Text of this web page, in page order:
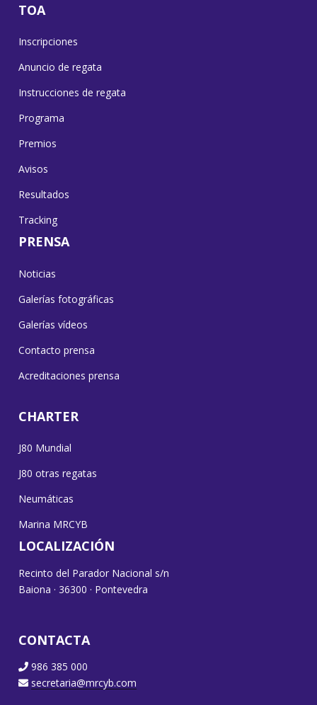
TOA
Inscripciones
Anuncio de regata
Instrucciones de regata
Programa
Premios
Avisos
Resultados
Tracking
PRENSA
Noticias
Galerías fotográficas
Galerías vídeos
Contacto prensa
Acreditaciones prensa
CHARTER
J80 Mundial
J80 otras regatas
Neumáticas
Marina MRCYB
LOCALIZACIÓN
Recinto del Parador Nacional s/n
Baiona · 36300 · Pontevedra
CONTACTA
986 385 000
secretaria@mrcyb.com